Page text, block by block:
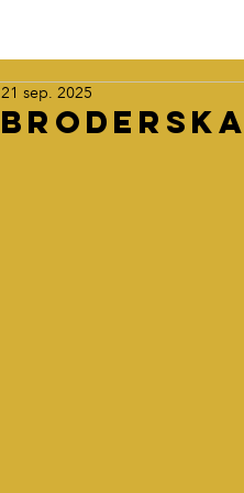
21 sep. 2025